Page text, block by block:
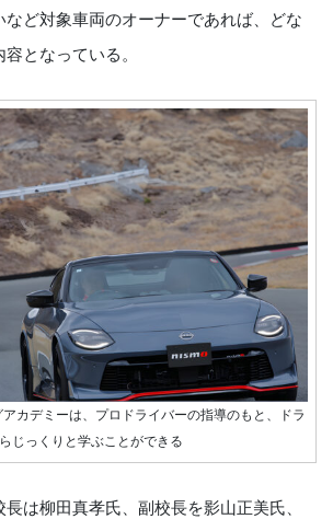
など対象車両のオーナーであれば、どな
となっている。
カデミーは、プロドライバーの指導のもと、ドラ
じっくりと学ぶことができる
は柳田真孝氏、副校長を影山正美氏、